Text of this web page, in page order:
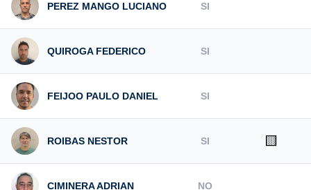
PEREZ MANGO LUCIANO SI
QUIROGA FEDERICO SI
FEIJOO PAULO DANIEL SI
ROIBAS NESTOR SI 🟨
CIMINERA ADRIAN NO